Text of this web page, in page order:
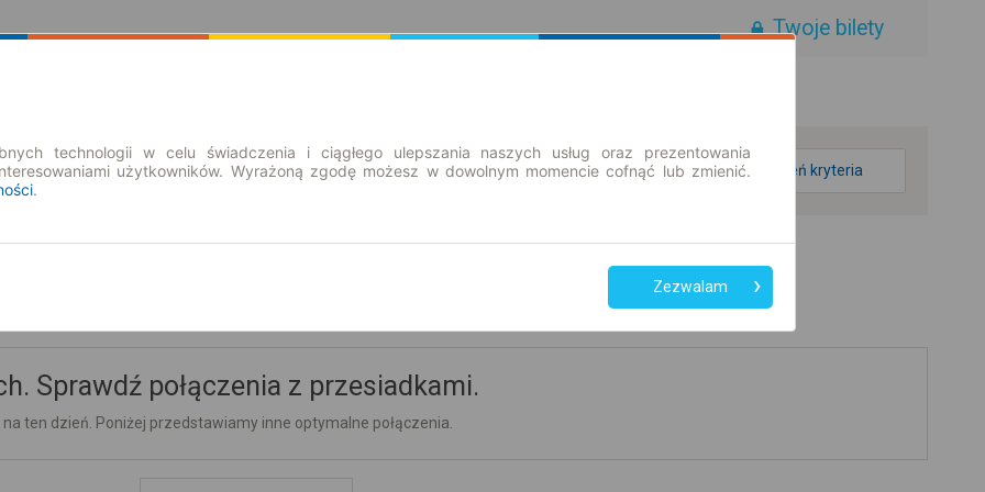
Twoje bilety
zmień kryteria
Sprawdź połączenia z przesiadkami.
ten dzień. Poniżej przedstawiamy inne optymalne połączenia.
technologii w celu świadczenia i ciągłego ulepszania naszych usług oraz prezentowania
użytkowników. Wyrażoną zgodę możesz w dowolnym momencie cofnąć lub zmienić.
.
Zezwalam